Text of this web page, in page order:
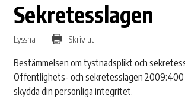
Sekretesslagen
Lyssna Skriv ut
Bestämmelsen om tystnadsplikt och
Offentlighets- och sekretesslagen
skydda din personliga integritet.